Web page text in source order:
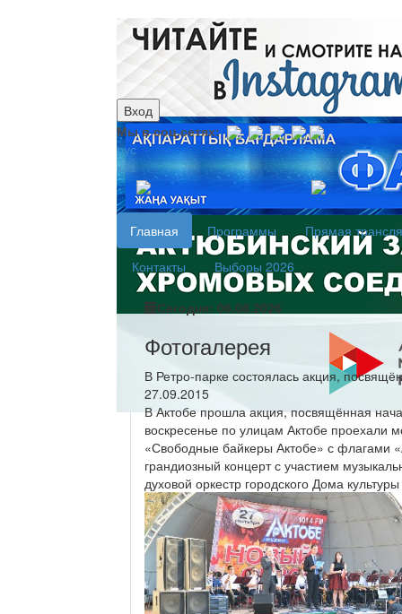
Вход
Мы в соц.сетях:
рус
каз
Главная Программы
Прямая
Контакты
Выборы 2026
Сегодня: 06.08.2026
Фотогалерея
В Ретро-парке состоялась акция,
27.09.2015
В Актобе прошла акция, посвящённая
воскресенье по улицам Актобе проехали
«Свободные байкеры Актобе» с флагами
грандиозный концерт с участием
духовой оркестр городского Дома